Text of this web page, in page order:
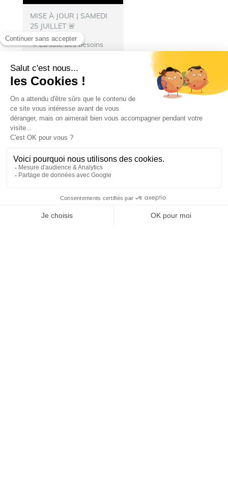
MISE À JOUR | SAMEDI
25 JUILLET 🚨
📢 La liste des besoins
avons besoin de
nourriture pour les repas
des pompiers hébergés à
Talence. N’hésitez pas à
donner : 🍽️ Denrées...
25 juillet 2026 19 h 27 min
25 13 1
SHOW MORE